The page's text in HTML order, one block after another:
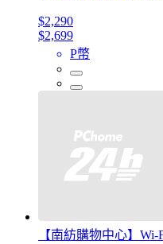
$2,290
$2,699
P幣
【南紡購物中心】